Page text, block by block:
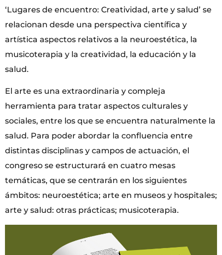
‘Lugares de encuentro: Creatividad, arte y salud’ se
relacionan desde una perspectiva científica y
artística aspectos relativos a la neuroestética, la
musicoterapia y la creatividad, la educación y la
salud.
El arte es una extraordinaria y compleja
herramienta para tratar aspectos culturales y
sociales, entre los que se encuentra naturalmente la
salud. Para poder abordar la confluencia entre
distintas disciplinas y campos de actuación, el
congreso se estructurará en cuatro mesas
temáticas, que se centrarán en los siguientes
ámbitos: neuroestética; arte en museos y hospitales;
arte y salud: otras prácticas; musicoterapia.